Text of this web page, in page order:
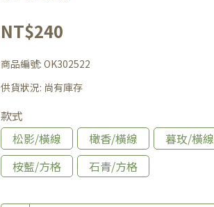
NT$240
商品編號: OK302522
供貨狀況: 尚有庫存
款式
松影/橫線
橄香/橫線 暮玫/橫線
桉藍/方格
石青/方格